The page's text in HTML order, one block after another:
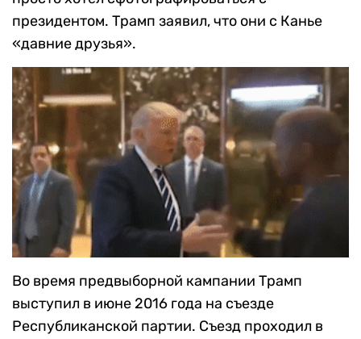
президентом. Трамп заявил, что они с Канье
«давние друзья».
Во время предвыборной кампании Трамп
выступил в июне 2016 года на съезде
Республиканской партии. Съезд проходил в